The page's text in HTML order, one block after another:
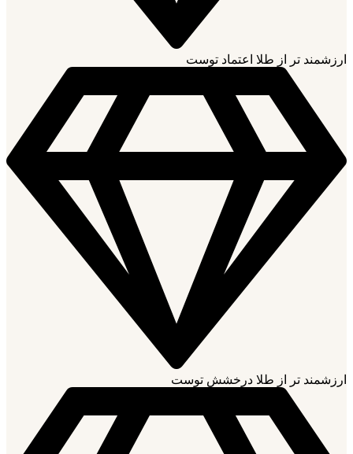
ارزشمند تر از طلا اعتماد توست
ارزشمند تر از طلا درخشش توست